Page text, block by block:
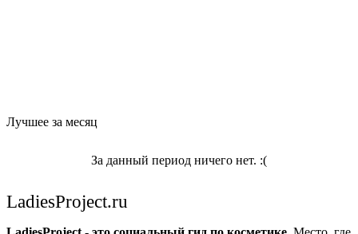
Лучшее за месяц
За данный период ничего нет. :(
LadiesProject.ru